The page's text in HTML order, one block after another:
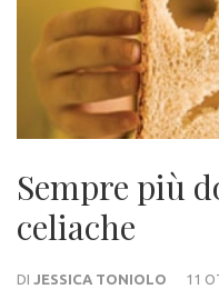
Sempre più
celiache
DI JESSICA TONIOLO
11